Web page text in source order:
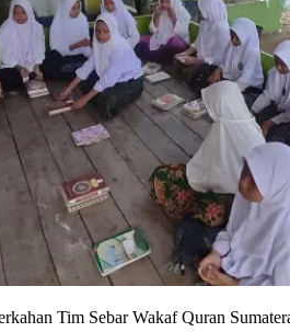
Tim Sebar Wakaf Quran